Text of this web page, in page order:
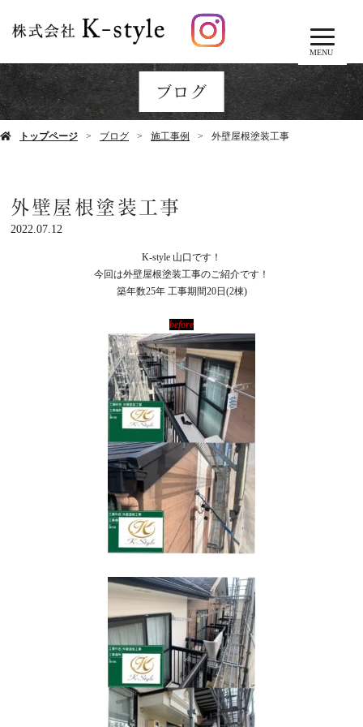
MENU
ブログ
トップページ ブログ 施工事例 外壁屋根塗装工事
外壁屋根塗装工事
2022.07.12
K-style 山口です！
今回は外壁屋根塗装工事のご紹介です！
築年数25年 工事期間20日 (2棟)
before